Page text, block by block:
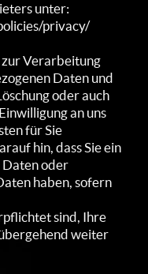
unter:
privacy/
zur Verarbeitung
Daten und
oder auch
an uns
für Sie
hin, dass Sie ein
Daten oder
haben, sofern
sind, Ihre
weiter